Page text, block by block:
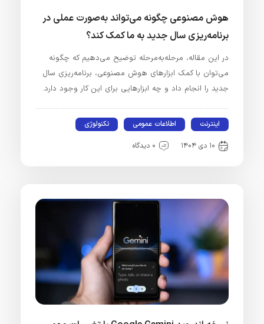
هوش مصنوعی چگونه می‌تواند به‌صورت عملی در
برنامه‌ریزی سال جدید به ما کمک کند؟
در این مقاله، مرحله‌به‌مرحله توضیح می‌دهیم که چگونه
می‌توان با کمک ابزارهای هوش مصنوعی، برنامه‌ریزی سال
جدید را انجام داد و چه ابزارهایی برای این کار وجود دارد.
اینترنت اطلاعات عمومی تکنولوژی